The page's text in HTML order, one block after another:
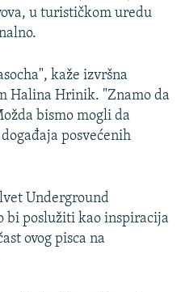
u turističkom uredu
kaže izvršna
Halina Hrinik. "Znamo da
bismo mogli da
posvećenih
Underground
bi poslužiti kao inspiracija
ovog pisca na